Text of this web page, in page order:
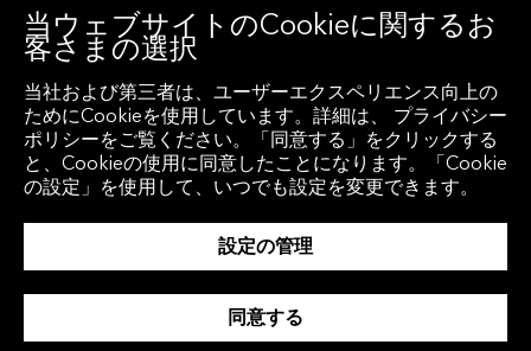
ト
市場でのグローバル網を強化
バイサイド、セルサイド投資家の最大規模
ネットワークを活用
幅広い現物市場（D2DまたはD2C）や電子
当ウェブサイトのCookieに関するお
客さまの選択
当社および第三者は、ユーザーエクスペリエンス向上の
ためにCookieを使用しています。詳細は、 プライバシー
ポリシーをご覧ください。「同意する」をクリックする
と、Cookieの使用に同意したことになります。「Cookie
の設定」を使用して、いつでも設定を変更できます。
設定の管理
同意する